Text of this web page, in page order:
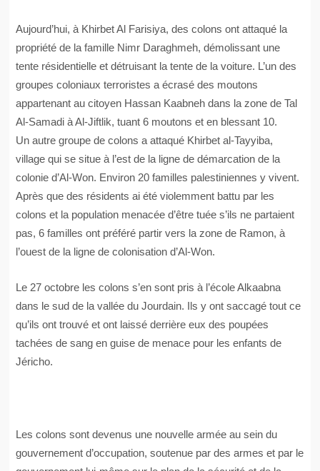
Aujourd’hui, à Khirbet Al Farisiya, des colons ont attaqué la
propriété de la famille Nimr Daraghmeh, démolissant une
tente résidentielle et détruisant la tente de la voiture. L’un des
groupes coloniaux terroristes a écrasé des moutons
appartenant au citoyen Hassan Kaabneh dans la zone de Tal
Al-Samadi à Al-Jiftlik, tuant 6 moutons et en blessant 10.
Un autre groupe de colons a attaqué Khirbet al-Tayyiba,
village qui se situe à l’est de la ligne de démarcation de la
colonie d’Al-Won. Environ 20 familles palestiniennes y vivent.
Après que des résidents ai été violemment battu par les
colons et la population menacée d’être tuée s’ils ne partaient
pas, 6 familles ont préféré partir vers la zone de Ramon, à
l’ouest de la ligne de colonisation d’Al-Won.
Le 27 octobre les colons s’en sont pris à l’école Alkaabna
dans le sud de la vallée du Jourdain. Ils y ont saccagé tout ce
qu’ils ont trouvé et ont laissé derrière eux des poupées
tachées de sang en guise de menace pour les enfants de
Jéricho.
Les colons sont devenus une nouvelle armée au sein du
gouvernement d’occupation, soutenue par des armes et par le